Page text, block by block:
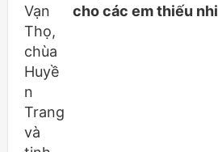
cho các em thiếu nhi